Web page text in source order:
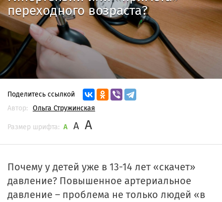
переходного возраста?
Поделитесь ссылкой
Автор:
Ольга Стружинская
Размер шрифта: A A A
Почему у детей уже в 13-14 лет «скачет»
давление? Повышенное артериальное
давление – проблема не только людей «в